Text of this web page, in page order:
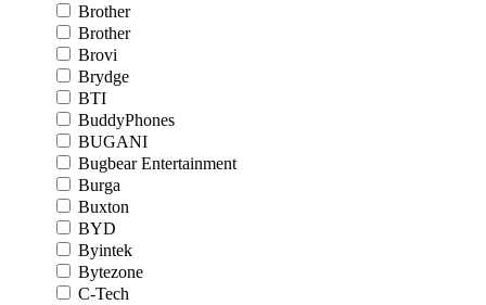
Brother
Brother
Brovi
Brydge
BTI
BuddyPhones
BUGANI
Bugbear Entertainment
Burga
Buxton
BYD
Byintek
Bytezone
C-Tech